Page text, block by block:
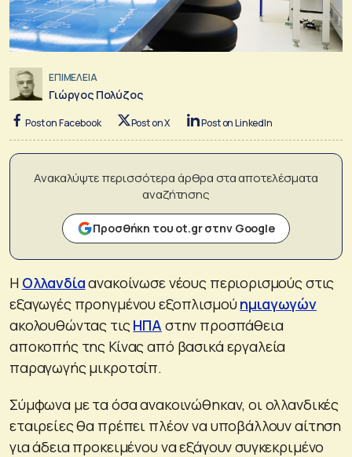
ΕΠΙΜΕΛΕΙΑ
Γιώργος Πολύζος
Post on Facebook Post on X Post on LinkedIn
Ανακαλύψτε περισσότερα άρθρα στα αποτελέσματα
αναζήτησης
Προσθήκη του ot.gr στην Google
Η Ολλανδίαανακοίνωσε νέους περιορισμούς στις
εξαγωγές προηγμένου εξοπλισμούημιαγωγών
ακολουθώντας τιςΗΠΑ στην προσπάθεια
αποκοπής της Κίνας από βασικά εργαλεία
παραγωγής μικροτσίπ.
Σύμφωνα με τα όσα ανακοινώθηκαν, οι ολλανδικές
εταιρείες θα πρέπει πλέον να υποβάλλουν αίτηση
για άδεια προκειμένου να εξάγουν συγκεκριμένο